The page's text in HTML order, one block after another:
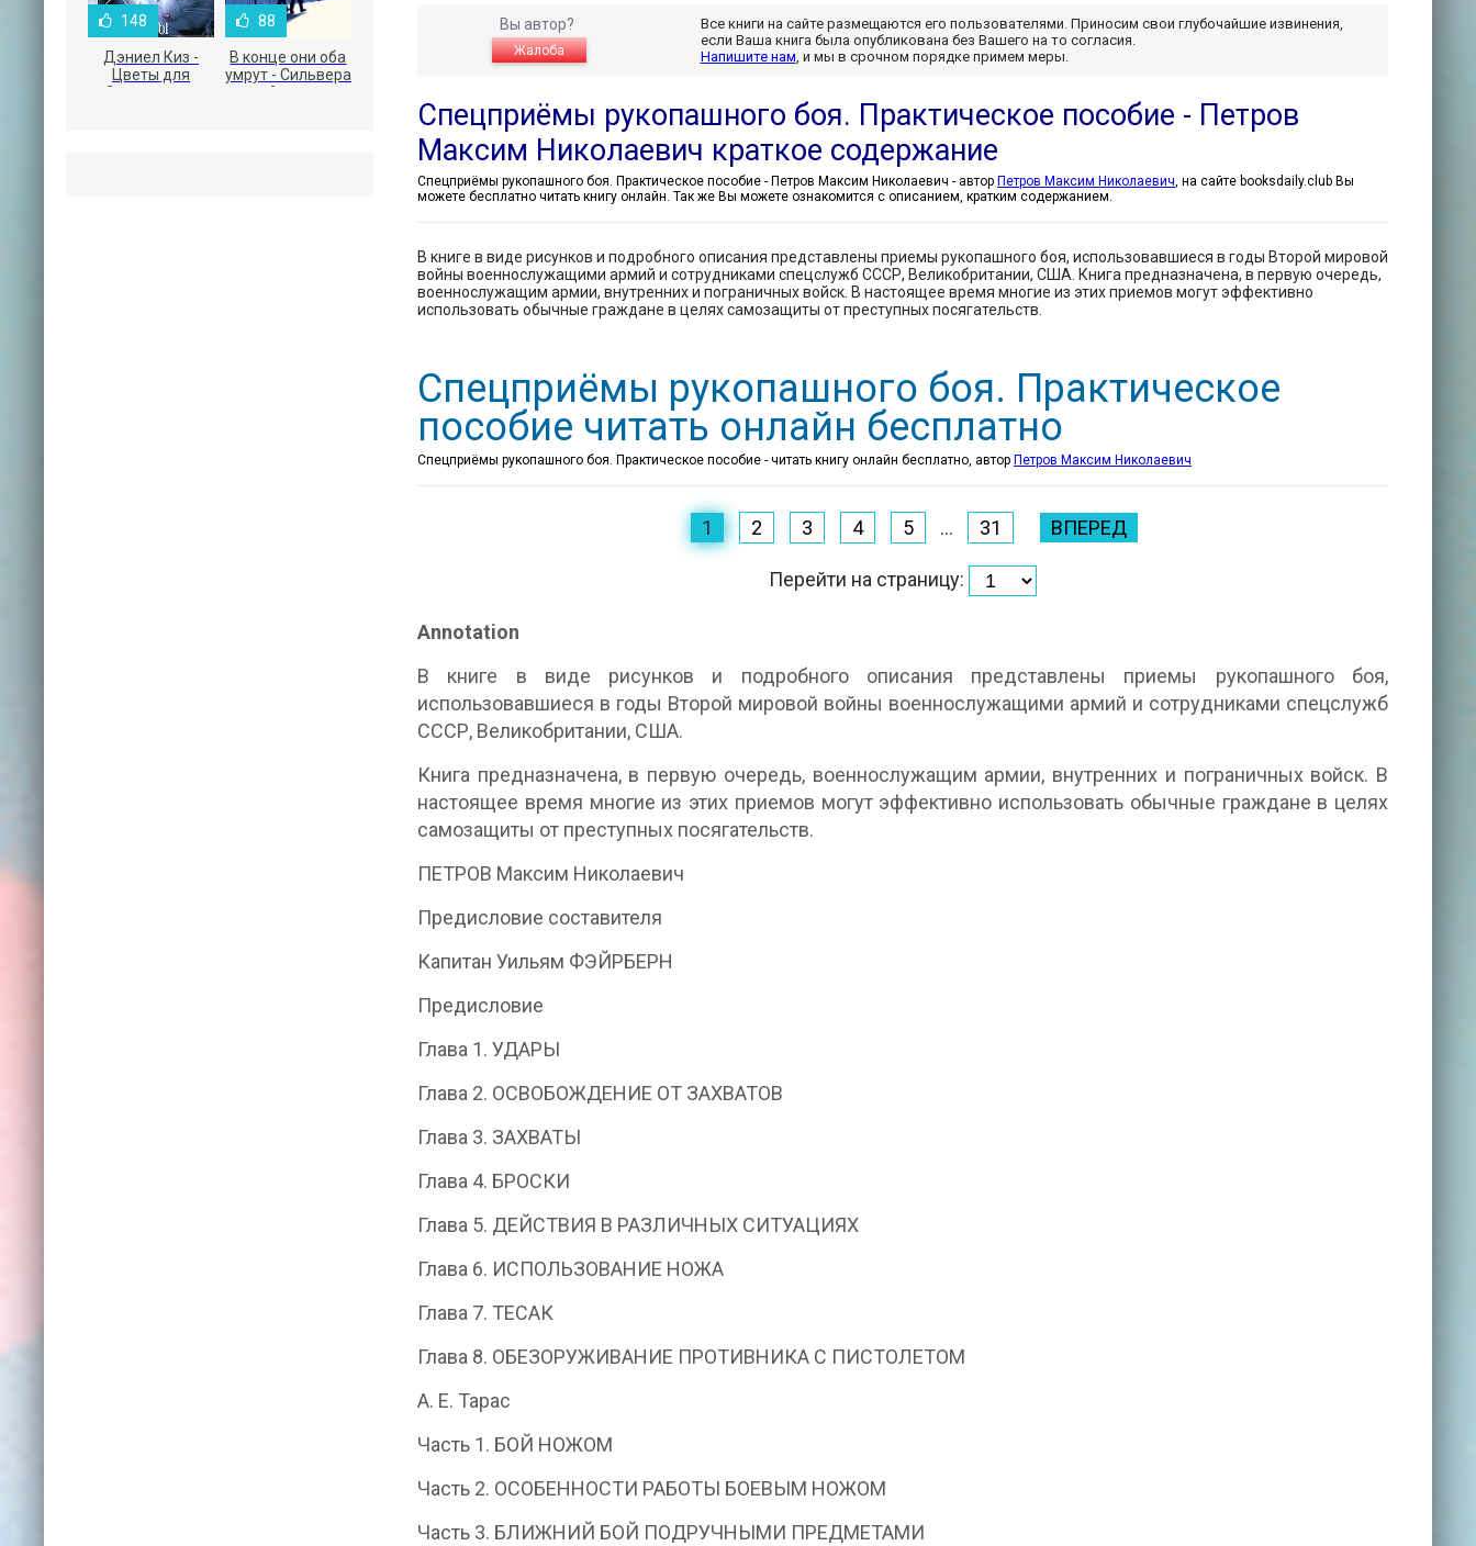
Вы автор?
Жалоба
Все книги на сайте размещаются его пользователями. Приносим свои глубочайшие извинения,
если Ваша книга была опубликована без Вашего на то согласия.
Напишите нам, и мы в срочном порядке примем меры.
Спецприёмы рукопашного боя. Практическое пособие - Петров
Максим Николаевич краткое содержание
Спецприёмы рукопашного боя. Практическое пособие - Петров Максим Николаевич - автор Петров Максим Николаевич, на сайте booksdaily.club Вы
можете бесплатно читать книгу онлайн. Так же Вы можете ознакомится с описанием, кратким содержанием.
В книге в виде рисунков и подробного описания представлены приемы рукопашного боя, использовавшиеся в годы Второй мировой
войны военнослужащими армий и сотрудниками спецслужб СССР, Великобритании, США. Книга предназначена, в первую очередь,
военнослужащим армии, внутренних и пограничных войск. В настоящее время многие из этих приемов могут эффективно
использовать обычные граждане в целях самозащиты от преступных посягательств.
Спецприёмы рукопашного боя. Практическое
пособие читать онлайн бесплатно
Спецприёмы рукопашного боя. Практическое пособие - читать книгу онлайн бесплатно, автор Петров Максим Николаевич
1 2 3 4 5 ... 31 ВПЕРЕД
Перейти на страницу:
Annotation
В книге в виде рисунков и подробного описания представлены приемы рукопашного боя,
использовавшиеся в годы Второй мировой войны военнослужащими армий и сотрудниками спецслужб
СССР, Великобритании, США.
Книга предназначена, в первую очередь, военнослужащим армии, внутренних и пограничных войск. В
настоящее время многие из этих приемов могут эффективно использовать обычные граждане в целях
самозащиты от преступных посягательств.
ПЕТРОВ Максим Николаевич
Предисловие составителя
Капитан Уильям ФЭЙРБЕРН
Предисловие
Глава 1. УДАРЫ
Глава 2. ОСВОБОЖДЕНИЕ ОТ ЗАХВАТОВ
Глава 3. ЗАХВАТЫ
Глава 4. БРОСКИ
Глава 5. ДЕЙСТВИЯ В РАЗЛИЧНЫХ СИТУАЦИЯХ
Глава 6. ИСПОЛЬЗОВАНИЕ НОЖА
Глава 7. ТЕСАК
Глава 8. ОБЕЗОРУЖИВАНИЕ ПРОТИВНИКА С ПИСТОЛЕТОМ
А. Е. Тарас
Часть 1. БОЙ НОЖОМ
Часть 2. ОСОБЕННОСТИ РАБОТЫ БОЕВЫМ НОЖОМ
Часть 3. БЛИЖНИЙ БОЙ ПОДРУЧНЫМИ ПРЕДМЕТАМИ
148
Дэниел Киз -
Цветы для
Элджернона
88
В конце они оба
умрут - Сильвера
Адам